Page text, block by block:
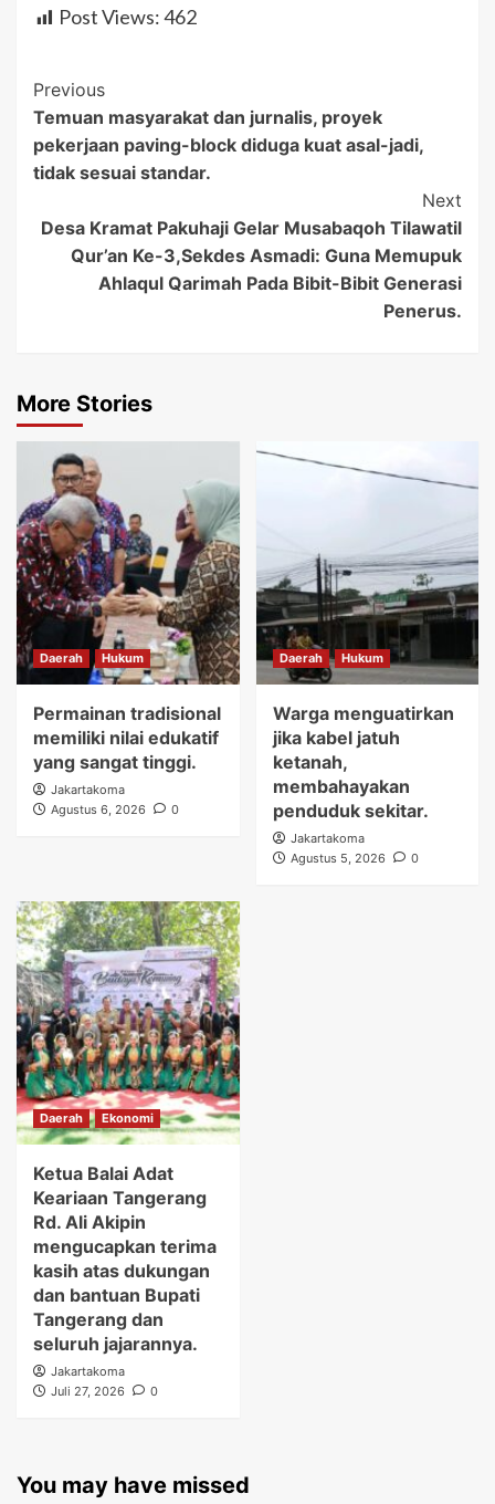
Post Views:462
Post
Navigation
Previous
Temuan masyarakat dan jurnalis, proyek
pekerjaan paving-block diduga kuat asal-jadi,
tidak sesuai standar.
Next
Desa Kramat Pakuhaji Gelar Musabaqoh Tilawatil
Qur’an Ke-3,Sekdes Asmadi: Guna Memupuk
Ahlaqul Qarimah Pada Bibit-Bibit Generasi
Penerus.
More Stories
Daerah Hukum
Permainan tradisional
memiliki nilai edukatif
yang sangat tinggi.
Jakartakoma
Agustus 6, 2026
0
Daerah Hukum
Warga menguatirkan
jika kabel jatuh
ketanah,
membahayakan
penduduk sekitar.
Jakartakoma
Agustus 5, 2026
0
Daerah Ekonomi
Ketua Balai Adat
Keariaan Tangerang
Rd. Ali Akipin
mengucapkan terima
kasih atas dukungan
dan bantuan Bupati
Tangerang dan
seluruh jajarannya.
Jakartakoma
Juli 27, 2026
0
You may have missed